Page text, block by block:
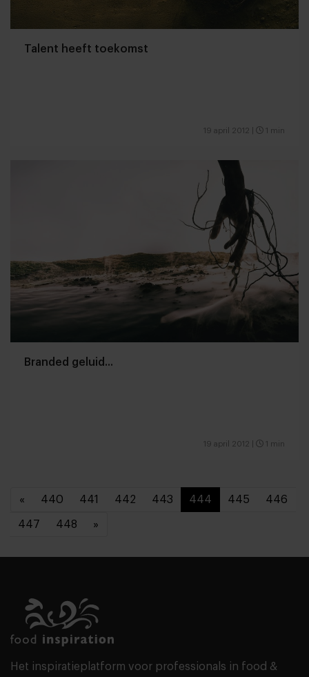
Talent heeft toekomst
19 april 2012 1 min
Branded geluid...
19 april 2012 1 min
« 440 441 442 443 444 445 446
447 448 »
Het inspiratieplatform voor professionals in food &